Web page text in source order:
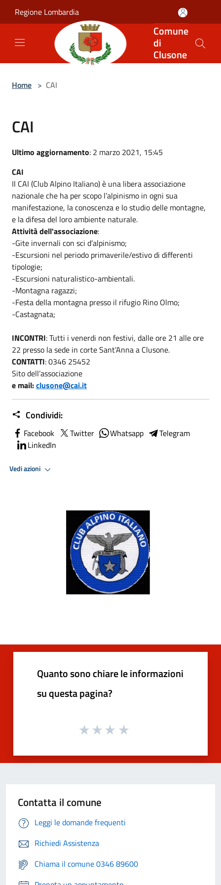
Regione Lombardia
Comune
di
Clusone
Home > CAI
CAI
Ultimo aggiornamento: 2 marzo 2021, 15:45
CAI
Il CAI (Club Alpino Italiano) è una libera associazione
nazionale che ha per scopo l’alpinismo in ogni sua
manifestazione, la conoscenza e lo studio delle montagne,
e la difesa del loro ambiente naturale.
Attività dell'associazione:
-Gite invernali con sci d’alpinismo;
-Escursioni nel periodo primaverile/estivo di differenti
tipologie;
-Escursioni naturalistico-ambientali.
-Montagna ragazzi;
-Festa della montagna presso il rifugio Rino Olmo;
-Castagnata;
INCONTRI: Tutti i venerdi non festivi, dalle ore 21 alle ore
22 presso la sede in corte Sant’Anna a Clusone.
CONTATTI: 0346 25452
Sito dell’associazione
e mail:clusone@cai.it
Condividi:
Facebook Twitter Whatsapp
Telegram
LinkedIn
Vedi azioni
Quanto sono chiare le informazioni
su questa pagina?
Contatta il comune
Leggi le domande frequenti
Richiedi Assistenza
Chiama il comune 0346 89600